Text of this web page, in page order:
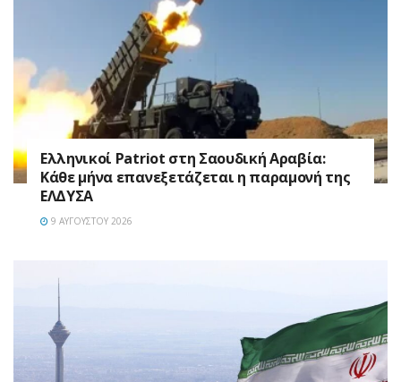
Ελληνικοί Patriot στη Σαουδική Αραβία:
Κάθε μήνα επανεξετάζεται η παραμονή της
ΕΛΔΥΣΑ
9 ΑΥΓΟΎΣΤΟΥ 2026